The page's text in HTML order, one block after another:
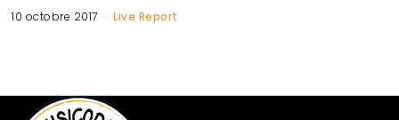
10 octobre 2017 Live Report